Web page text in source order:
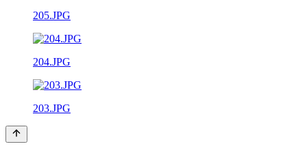
205.JPG
204.JPG
203.JPG